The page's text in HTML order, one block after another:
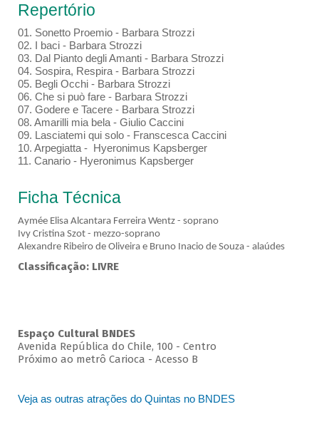
Repertório
01. Sonetto Proemio - Barbara Strozzi
02. I baci - Barbara Strozzi
03. Dal Pianto degli Amanti - Barbara Strozzi
04. Sospira, Respira - Barbara Strozzi
05. Begli Occhi - Barbara Strozzi
06. Che si può fare - Barbara Strozzi
07. Godere e Tacere - Barbara Strozzi
08. Amarilli mia bela - Giulio Caccini
09. Lasciatemi qui solo - Franscesca Caccini
10. Arpegiatta - Hyeronimus Kapsberger
11. Canario - Hyeronimus Kapsberger
Ficha Técnica
Aymée Elisa Alcantara Ferreira Wentz - soprano
Ivy Cristina Szot - mezzo-soprano
Alexandre Ribeiro de Oliveira e Bruno Inacio de Souza - alaúdes
Classificação: LIVRE
Espaço Cultural BNDES
Avenida República do Chile, 100 - Centro
Próximo ao metrô Carioca - Acesso B
Veja as outras atrações do Quintas no BNDES